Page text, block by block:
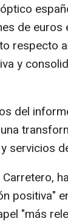
de euros
respecto
y
del
servicios
positiva"
"más